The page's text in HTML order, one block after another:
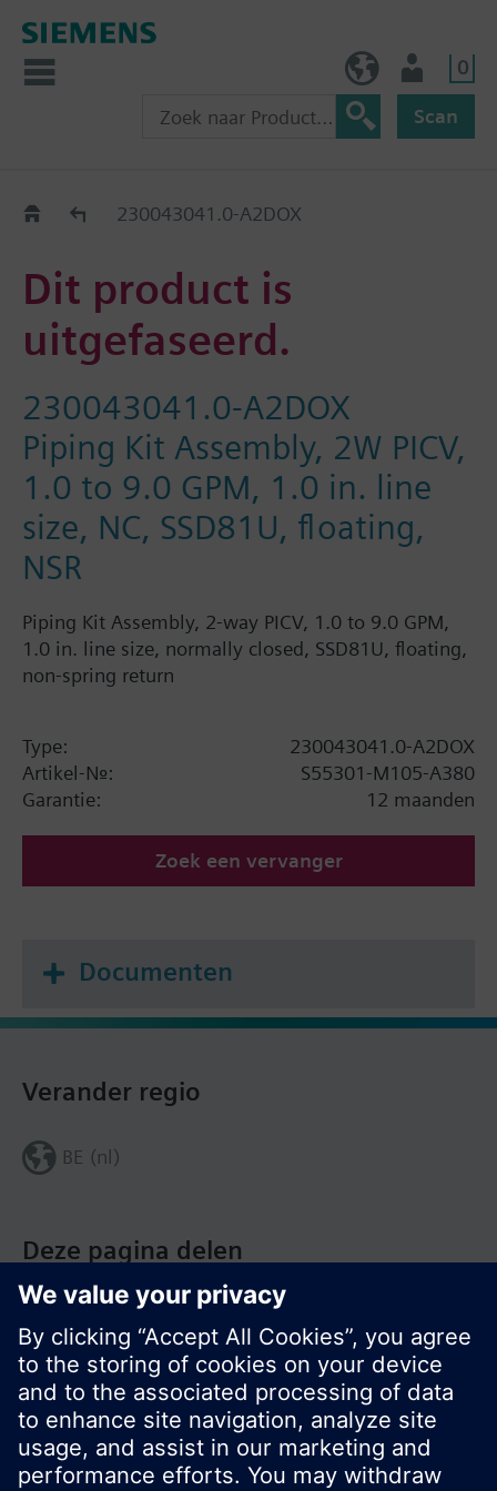
0
Scan
Old2New230043041.0-A2DOX
Dit product is
uitgefaseerd.
230043041.0-A2DOX
Piping Kit Assembly, 2W PICV,
1.0 to 9.0 GPM, 1.0 in. line
size, NC, SSD81U, floating,
NSR
Piping Kit Assembly, 2-way PICV, 1.0 to 9.0 GPM,
1.0 in. line size, normally closed, SSD81U, floating,
non-spring return
Type:
230043041.0-A2DOX
Artikel-Nr.:
S55301-M105-A380
Garantie:
12 maanden
Zoek een vervanger
Documenten
Deze pagina delen
Verander regio
BE (nl)